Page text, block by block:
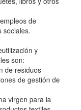
de
sociales.
y
son:
de residuos
de gestión de
virgen para la